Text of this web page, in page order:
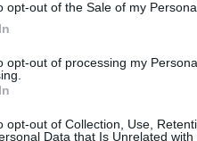
opt-out of the Sale of my
opt-out of processing my
opt-out of Collection, Use,
Data that Is Unrelated
o novo D36 Cabin